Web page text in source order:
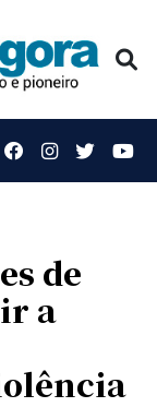
de
a